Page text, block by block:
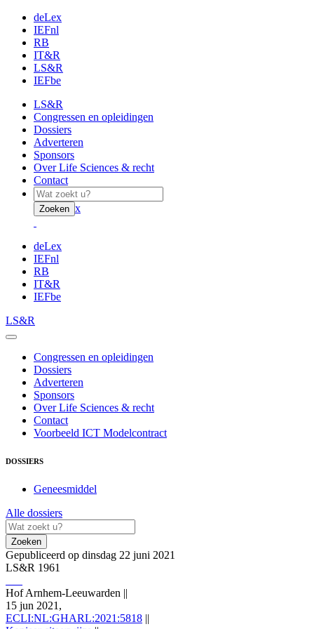
deLex
IEFnl
RB
IT&R
LS&R
IEFbe
LS&R
Congressen en opleidingen
Dossiers
Adverteren
Sponsors
Over Life Sciences & recht
Contact
Zoeken x
deLex
IEFnl
RB
IT&R
IEFbe
LS&R
Congressen en opleidingen
Dossiers
Adverteren
Sponsors
Over Life Sciences & recht
Contact
Voorbeeld ICT Modelcontract
DOSSIERS
Geneesmiddel
Alle dossiers
Zoeken
Gepubliceerd op dinsdag 22 juni 2021
LS&R 1961
Hof Arnhem-Leeuwarden ||
15 jun 2021,
ECLI:NL:GHARL:2021:5818 ||